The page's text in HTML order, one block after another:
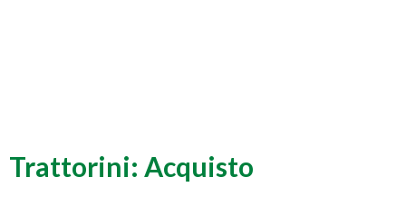
Trattorini: Acquisto